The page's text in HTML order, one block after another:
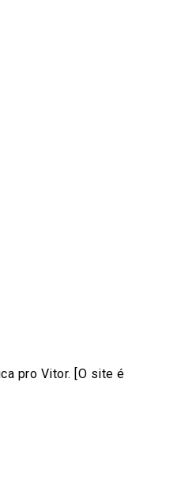
pro Vitor. [O site é